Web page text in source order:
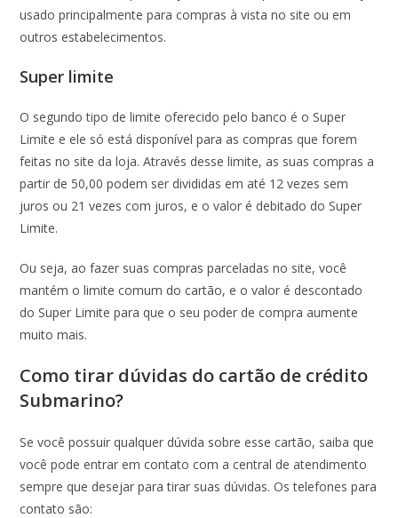
usado principalmente para compras à vista no site ou em
outros estabelecimentos.
Super limite
O segundo tipo de limite oferecido pelo banco é o Super
Limite e ele só está disponível para as compras que forem
feitas no site da loja. Através desse limite, as suas compras a
partir de 50,00 podem ser divididas em até 12 vezes sem
juros ou 21 vezes com juros, e o valor é debitado do Super
Limite.
Ou seja, ao fazer suas compras parceladas no site, você
mantém o limite comum do cartão, e o valor é descontado
do Super Limite para que o seu poder de compra aumente
muito mais.
Como tirar dúvidas do cartão de crédito
Submarino?
Se você possuir qualquer dúvida sobre esse cartão, saiba que
você pode entrar em contato com a central de atendimento
sempre que desejar para tirar suas dúvidas. Os telefones para
contato são: